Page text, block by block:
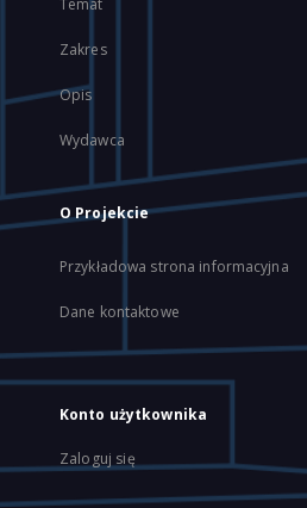
Temat
Zakres
Opis
Wydawca
O Projekcie
Przykładowa strona informacyjna
Dane kontaktowe
Konto użytkownika
Zaloguj się